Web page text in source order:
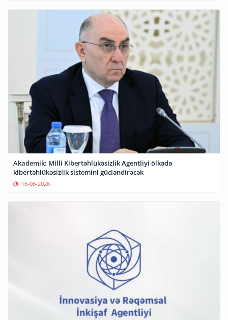
Akademik: Milli Kibertəhlükəsizlik Agentliyi ölkədə
kibertəhlükəsizlik sistemini gücləndirəcək
16-06-2026